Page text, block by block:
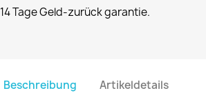
14 Tage Geld-zurück garantie.
Beschreibung Artikeldetails